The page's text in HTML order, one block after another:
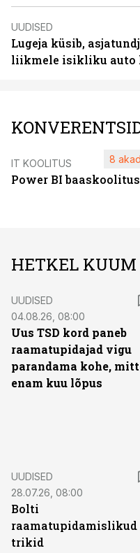
UUDISED
Lugeja küsib,
liikmele isikliku auto
IT KOOLITUS
Power BI baaskoolitus
8
HETKEL KUUM
UUDISED
04.08.26, 08:00
Uus TSD kord paneb
raamatupidajad vigu
parandama kohe,
enam kuu lõpus
UUDISED
28.07.26, 08:00
Bolti
raamatupidamislikud
trikid